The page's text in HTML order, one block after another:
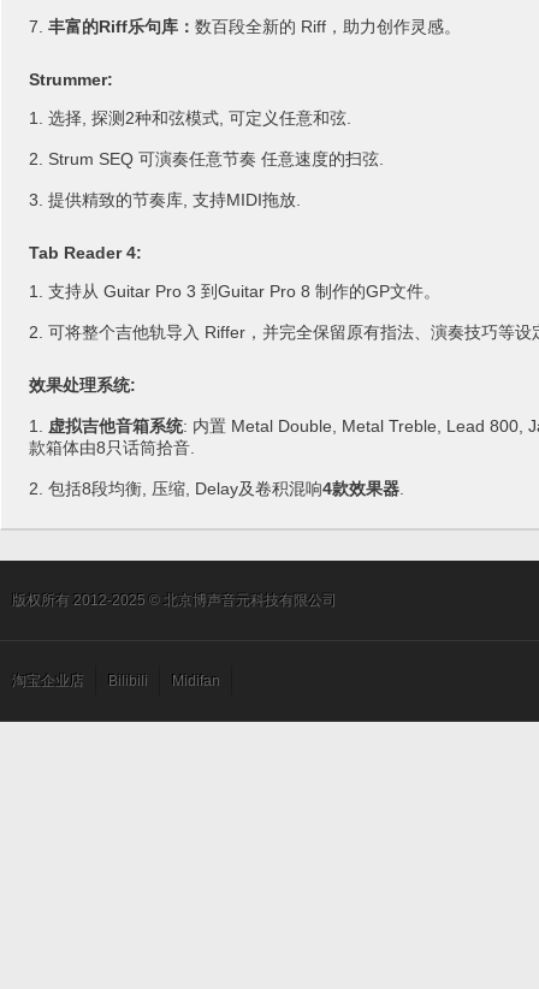
丰富的Riff乐句库： 数百段全新的 Riff，助力创作灵感。
Strummer:
选择, 探测2种和弦模式, 可定义任意和弦.
Strum SEQ 可演奏任意节奏 任意速度的扫弦.
提供精致的节奏库, 支持MIDI拖放.
Tab Reader 4:
支持从 Guitar Pro 3 到Guitar Pro 8 制作的GP文件。
可将整个吉他轨导入 Riffer，并完全保留原有指法、演奏技巧等设
效果处理系统:
虚拟吉他音箱系统: 内置 Metal Double, Metal Treble, Lead 800,
款箱体由8只话筒拾音.
包括8段均衡, 压缩, Delay及卷积混响4款效果器
版权所有 2012-2025 © 北京博声音元科技有限公司
淘宝企业店 Bilibili Midifan